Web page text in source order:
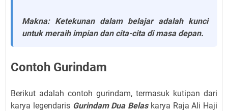
Makna: Ketekunan dalam belajar adalah kunci
untuk meraih impian dan cita-cita di masa depan.
Contoh Gurindam
Berikut adalah contoh gurindam, termasuk kutipan dari
karya legendaris Gurindam Dua Belaskarya Raja Ali Haji